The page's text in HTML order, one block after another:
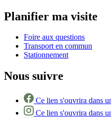
Planifier ma visite
Foire aux questions
Transport en commun
Stationnement
Nous suivre
Ce lien s'ouvrira dans
Ce lien s'ouvrira dans